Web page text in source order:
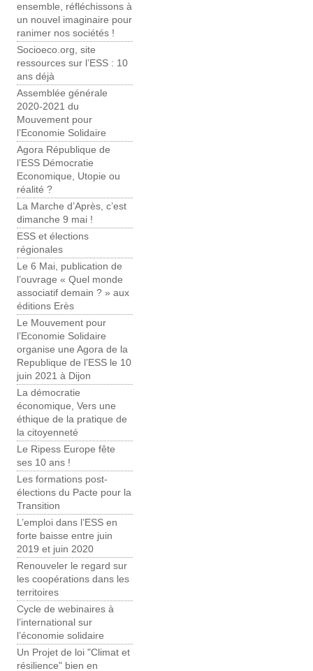
ensemble, réfléchissons à
un nouvel imaginaire pour
ranimer nos sociétés !
Socioeco.org, site
ressources sur l’ESS : 10
ans déjà
Assemblée générale
2020-2021 du
Mouvement pour
l’Economie Solidaire
Agora République de
l’ESS Démocratie
Economique, Utopie ou
réalité ?
La Marche d’Après, c’est
dimanche 9 mai !
ESS et élections
régionales
Le 6 Mai, publication de
l’ouvrage « Quel monde
associatif demain ? » aux
éditions Erès
Le Mouvement pour
l’Economie Solidaire
organise une Agora de la
Republique de l’ESS le 10
juin 2021 à Dijon
La démocratie
économique, Vers une
éthique de la pratique de
la citoyenneté
Le Ripess Europe fête
ses 10 ans !
Les formations post-
élections du Pacte pour la
Transition
L’emploi dans l’ESS en
forte baisse entre juin
2019 et juin 2020
Renouveler le regard sur
les coopérations dans les
territoires
Cycle de webinaires à
l’international sur
l’économie solidaire
Un Projet de loi "Climat et
résilience" bien en